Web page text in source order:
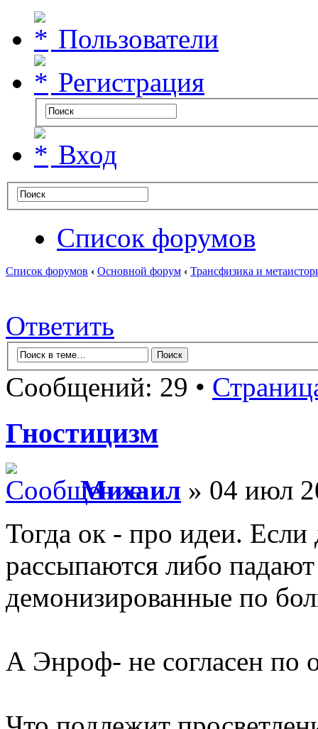
Пользователи
Регистрация
Вход
Список форумов
Список форумов ‹ Основной форум ‹ Трансфизика и
Ответить
Сообщений: 29 •
Гностицизм
Михаил » 04 июл
Тогда ок - про идеи. Если
рассыпаются либо
демонизированные по
А Энроф- не согласен по